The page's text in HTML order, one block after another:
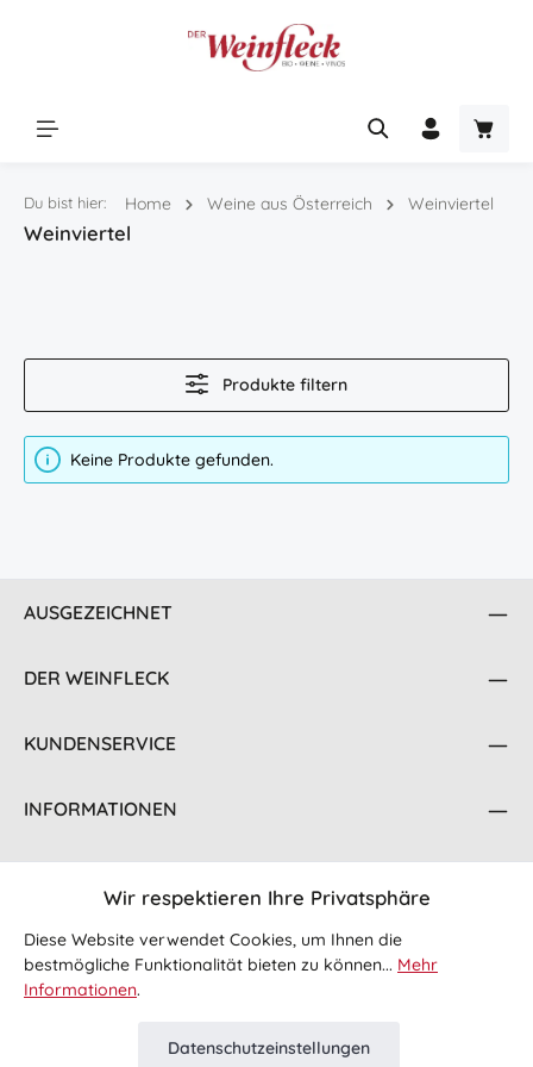
Du bist hier: Home Weine aus Österreich Weinviertel
Weinviertel
Produkte filtern
Keine Produkte gefunden.
AUSGEZEICHNET
DER WEINFLECK
KUNDENSERVICE
INFORMATIONEN
FOLGE UNS
Wir respektieren Ihre Privatsphäre
Diese Website verwendet Cookies, um Ihnen die
bestmögliche Funktionalität bieten zu können... Mehr
Informationen.
Datenschutzeinstellungen